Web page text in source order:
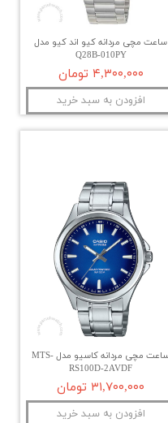
ساعت مچی مردانه کیو اند کیو مدل
Q28B-010PY
۴,۳۰۰,۰۰۰ تومان
افزودن به سبد خرید
ساعت مچی مردانه کاسیو مدل MTS-
RS100D-2AVDF
۳۱,۷۰۰,۰۰۰ تومان
افزودن به سبد خرید